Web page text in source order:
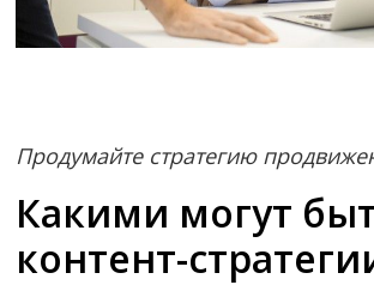
Продумайте стратегию
Какими могут
контент-